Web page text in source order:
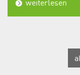
weiterlesen